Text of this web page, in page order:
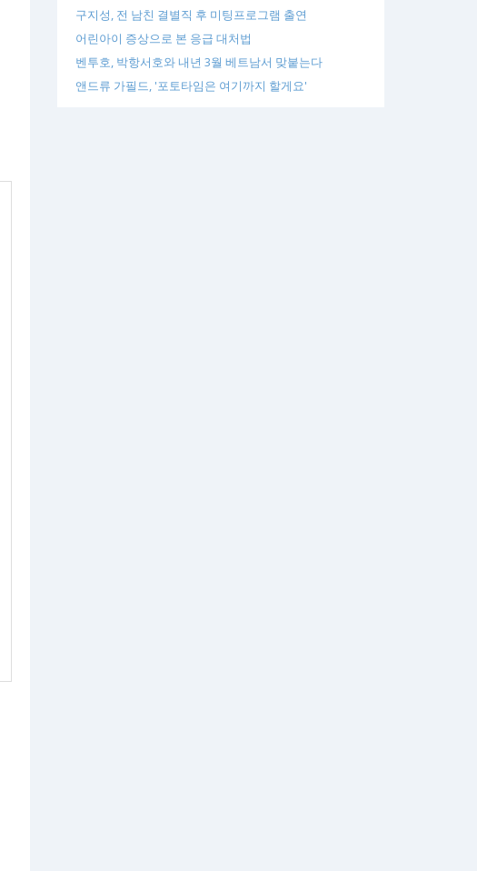
구지성, 전 남친 결별직 후 미팅프로그램 출연
어린아이 증상으로 본 응급 대처법
벤투호, 박항서호와 내년 3월 베트남서 맞붙는다
앤드류 가필드, '포토타임은 여기까지 할게요'